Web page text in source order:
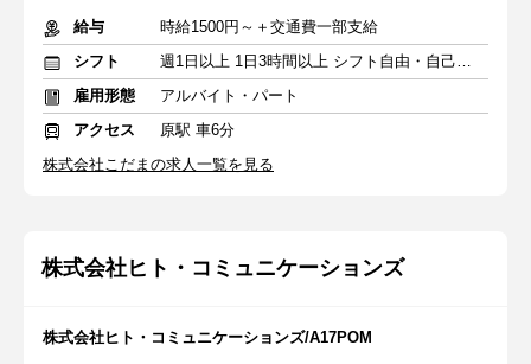
給与
時給1500円～＋交通費一部支給
シフト
週1日以上 1日3時間以上 シフト自由・自己申告
雇用形態
アルバイト・パート
アクセス
原駅 車6分
株式会社こだまの求人一覧を見る
株式会社ヒト・コミュニケーションズ
株式会社ヒト・コミュニケーションズ/A17POM